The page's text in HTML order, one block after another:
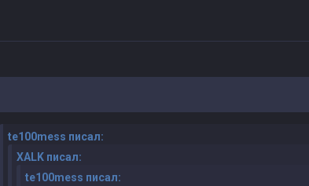
te100mess писал:
XALK писал:
te100mess писал: